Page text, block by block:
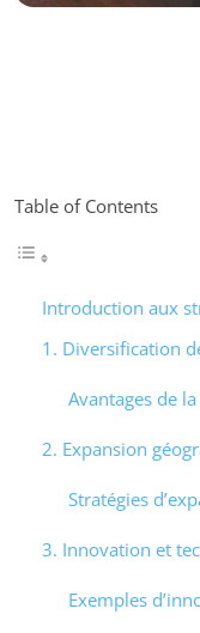
Table of Contents
Introduction aux
1. Diversification
Avantages de
2. Expansion
Stratégies
3. Innovation et
Exemples